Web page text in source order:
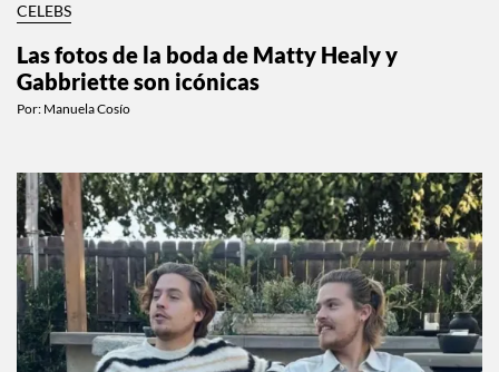
CELEBS
Las fotos de la boda de Matty Healy y
Gabbriette son icónicas
Por: Manuela Cosío